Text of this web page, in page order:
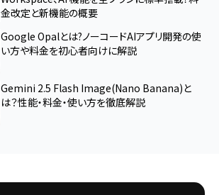
金改定と新機能の概要
Google Opalとは?ノーコードAIアプリ開発の使
い方や料金を初心者向けに解説
Gemini 2.5 Flash Image(Nano Banana)と
は？性能・料金・使い方を徹底解説